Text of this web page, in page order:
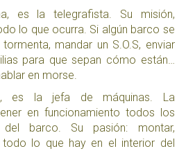
es la telegrafista. Su misión,
lo que ocurra. Si algún barco se
mandar un S.O.S, enviar
para que sepan cómo están…
en morse.
es la jefa de máquinas. La
en funcionamiento todos los
del barco. Su pasión: montar,
lo que hay en el interior del